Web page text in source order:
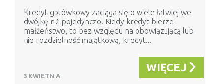
Kredyt gotówkowy zaciąga się o wiele łatwiej we
dwójkę niż pojedynczo. Kiedy kredyt bierze
małżeństwo, to bez względu na obowiązującą lub
nie rozdzielność majątkową, kredyt...
3 KWIETNIA
WIĘCEJ